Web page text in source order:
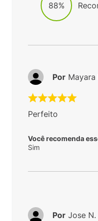
88%
Perfeito
Você recomenda
Sim
Por Mayara
Por Jose N.